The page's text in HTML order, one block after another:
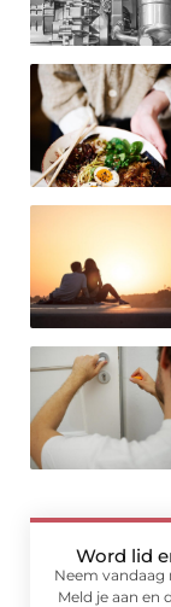
Word lid
Neem
Meld je aan en